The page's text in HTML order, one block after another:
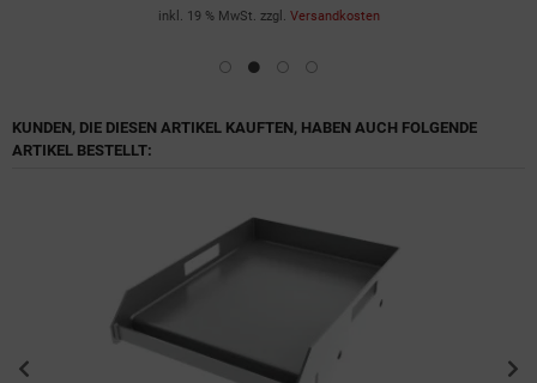
inkl. 19 % MwSt. zzgl. Versandkosten
KUNDEN, DIE DIESEN ARTIKEL KAUFTEN, HABEN AUCH FOLGENDE
ARTIKEL BESTELLT: